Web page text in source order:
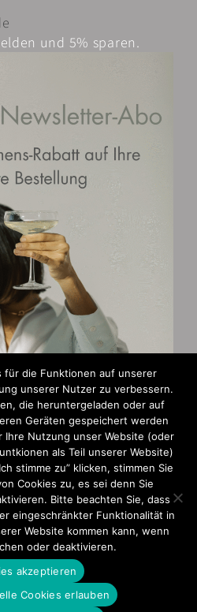
und 5% sparen.
für die Funktionen auf unserer
unserer Nutzer zu verbessern.
die heruntergeladen oder auf
Geräten gespeichert werden
Ihre Nutzung unser Website (oder
als Teil unserer Website)
stimme zu” klicken, stimmen Sie
Cookies zu, es sei denn Sie
Bitte beachten Sie, dass
eingeschränkter Funktionalität in
Website kommen kann, wenn
oder deaktivieren.
akzeptieren
Cookies erlauben